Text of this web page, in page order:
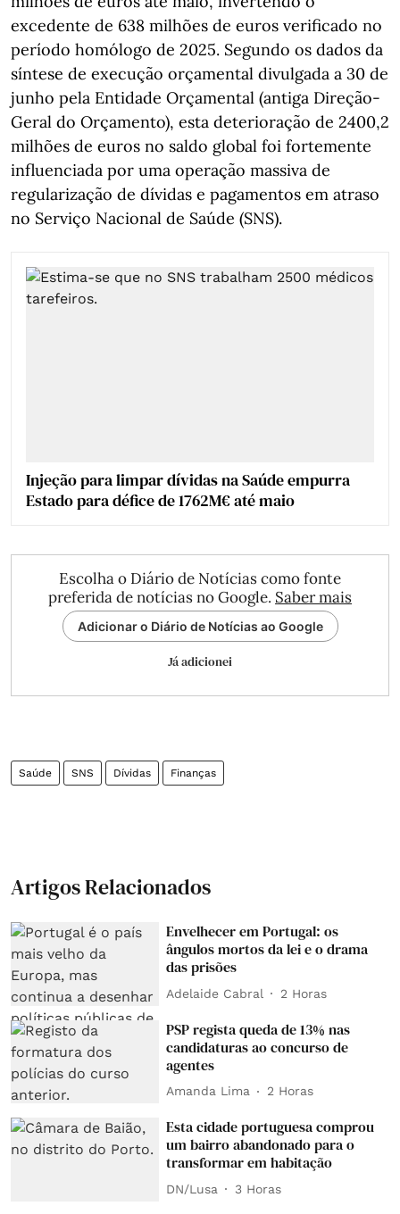
excedente de 638 milhões de euros verificado no
período homólogo de 2025. Segundo os dados da
síntese de execução orçamental divulgada a 30 de
junho pela Entidade Orçamental (antiga Direção-
Geral do Orçamento), esta deterioração de 2400,2
milhões de euros no saldo global foi fortemente
influenciada por uma operação massiva de
regularização de dívidas e pagamentos em atraso
no Serviço Nacional de Saúde (SNS).
Injeção para limpar dívidas na Saúde empurra
Estado para défice de 1762M€ até maio
Escolha o Diário de Notícias como fonte
preferida de notícias no Google. Saber mais
Adicionar o Diário de Notícias ao Google
Já adicionei
Saúde SNS Dívidas Finanças
Artigos Relacionados
Envelhecer em Portugal: os
ângulos mortos da lei e o drama
das prisões
Adelaide Cabral 2 Horas
PSP regista queda de 13% nas
candidaturas ao concurso de
agentes
Amanda Lima 2 Horas
Esta cidade portuguesa comprou
um bairro abandonado para o
transformar em habitação
DN/Lusa 3 Horas